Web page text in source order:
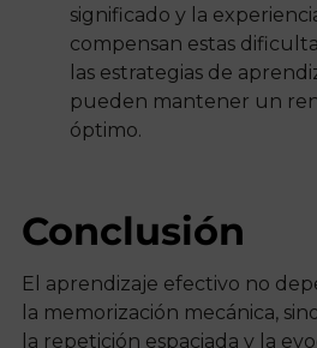
significado y la
compensan estas
las estrategias de
pueden mantener un
óptimo.
Conclusión
El aprendizaje efectivo no
la memorización mecánica,
la repetición espaciada y la